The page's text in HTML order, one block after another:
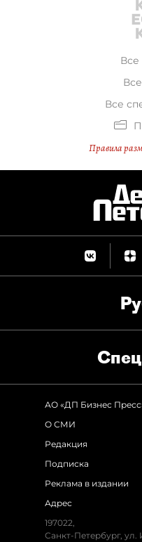
Все
Правила
АО «ДП Бизнес
О СМИ
Редакция
Подписка
Реклама в издании
Адрес
197022,
Санкт-Петербург, ул.